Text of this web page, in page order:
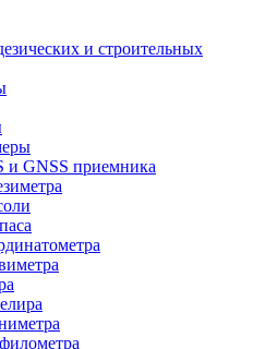
и строительных
и GNSS приемника